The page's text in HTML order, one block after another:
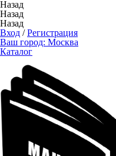
Назад
Назад
Назад
Вход /Регистрация
Ваш город: Москва
Каталог